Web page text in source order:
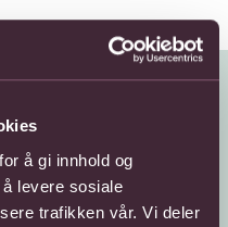
å gi innhold og
levere sosiale
trafikken vår. Vi deler